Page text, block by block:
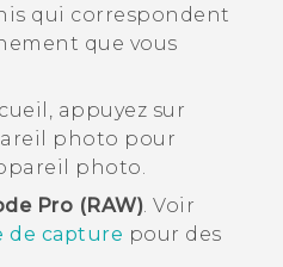
qui correspondent
que vous
, appuyez sur
photo pour
photo.
Pro (RAW). Voir
de capture pour des